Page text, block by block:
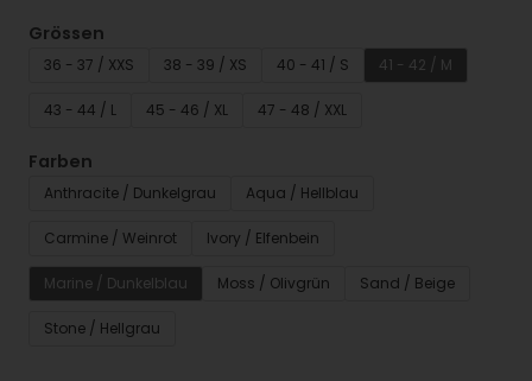
Grössen
36 - 37 / XXS 38 - 39 / XS 40 - 41 / S 41 - 42 / M
43 - 44 / L 45 - 46 / XL 47 - 48 / XXL
Farben
Anthracite / Dunkelgrau Aqua / Hellblau
Carmine / Weinrot Ivory / Elfenbein
Marine / Dunkelblau Moss / Olivgrün Sand / Beige
Stone / Hellgrau